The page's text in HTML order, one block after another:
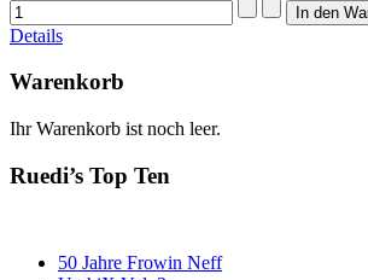
Details
Warenkorb
Ihr Warenkorb ist noch leer.
Ruedi’s Top Ten
50 Jahre Frowin Neff